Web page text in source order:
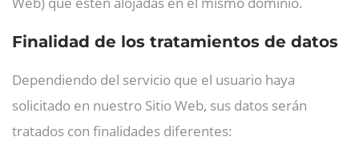
Finalidad de los tratamientos de datos
Dependiendo del servicio que el usuario haya
solicitado en nuestro Sitio Web, sus datos serán
tratados con finalidades diferentes: